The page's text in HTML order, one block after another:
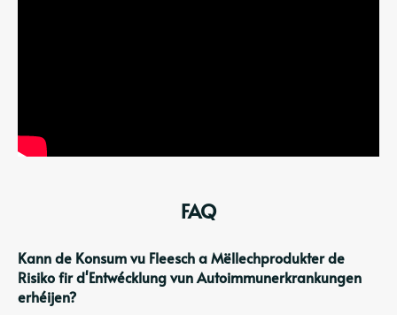
FAQ
Kann de Konsum vu Fleesch a Mëllechprodukter de
Risiko fir d'Entwécklung vun Autoimmunerkrankungen
erhéijen?